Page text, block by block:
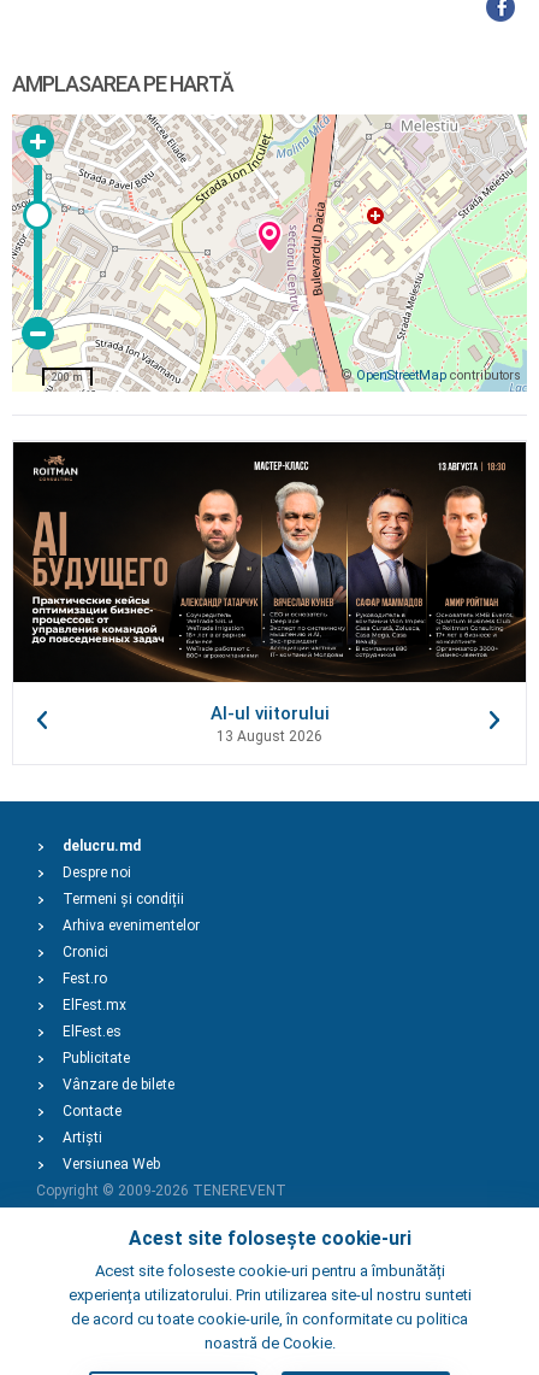
AMPLASAREA PE HARTĂ
© OpenStreetMap contributors
200 m
AI-ul viitorului
13 August 2026
Acest site folosește cookie-uri
Acest site foloseste cookie-uri pentru a îmbunătăți
experiența utilizatorului. Prin utilizarea site-ul nostru sunteti
de acord cu toate cookie-urile, în conformitate cu politica
noastră de Cookie.
delucru.md
Despre noi
Termeni și condiții
Arhiva evenimentelor
Cronici
Fest.ro
ElFest.mx
ElFest.es
Publicitate
Vânzare de bilete
Contacte
Artiști
Versiunea Web
Copyright © 2009-2026 TENEREVENT
Adaugă Eveniment
Adaugă Local